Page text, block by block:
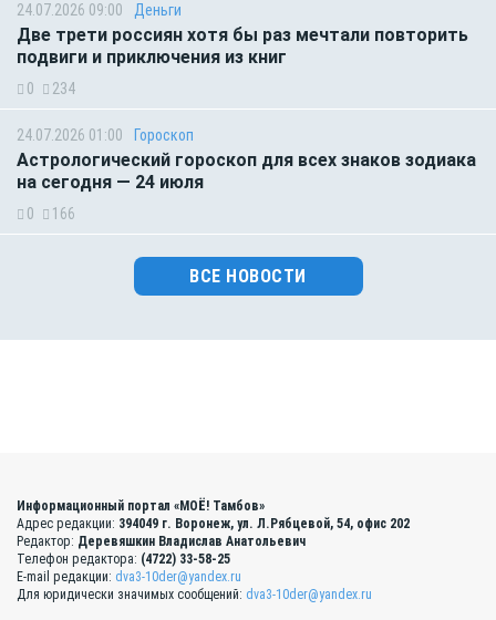
24.07.2026 09:00 Деньги
Две трети россиян хотя бы раз мечтали повторить
подвиги и приключения из книг
0 234
24.07.2026 01:00 Гороскоп
Астрологический гороскоп для всех знаков зодиака
на сегодня — 24 июля
0 166
ВСЕ НОВОСТИ
Информационный портал «МОЁ! Тамбов»
Адрес редакции: 394049 г. Воронеж, ул. Л.Рябцевой, 54, офис 202
Редактор: Деревяшкин Владислав Анатольевич
Телефон редактора: (4722) 33-58-25
E-mail редакции: dva3-10der@yandex.ru
Для юридически значимых сообщений: dva3-10der@yandex.ru